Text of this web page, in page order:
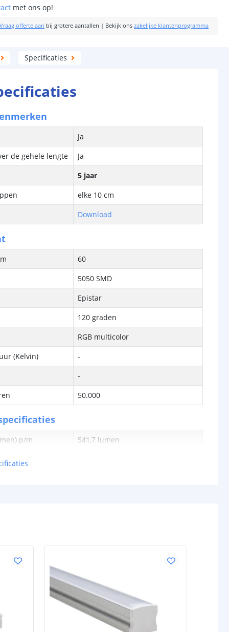
met ons op!
Vraag offerte aan bij grotere aantallen | Bekijk ons zakelijke klantenprogramma
Specificaties
Ja
de gehele lengte
Ja
5 jaar
elke 10 cm
Download
60
5050 SMD
Epistar
120 graden
RGB multicolor
(Kelvin)
-
-
50.000
p/m
541,7 lumen
p/m
67)
Siliconen
strip (PCB)
Wit